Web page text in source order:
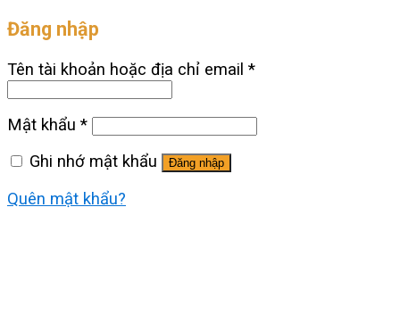
Đăng nhập
Tên tài khoản hoặc địa chỉ email *
Mật khẩu *
Ghi nhớ mật khẩu
Đăng nhập
Quên mật khẩu?